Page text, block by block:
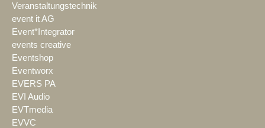
Veranstaltungstechnik
event it AG
Event*Integrator
events creative
Eventshop
Eventworx
EVERS PA
EVI Audio
EVTmedia
EVVC